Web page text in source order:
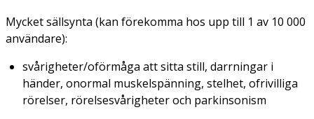
Mycket sällsynta (kan förekomma hos upp till 1 av 10 000
användare):
svårigheter/oförmåga att sitta still, darrningar i
händer, onormal muskelspänning, stelhet, ofrivilliga
rörelser, rörelsesvårigheter och parkinsonism